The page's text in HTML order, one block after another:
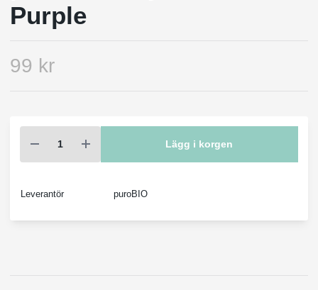
Purple
99 kr
Lägg i korgen
Leverantör puroBIO